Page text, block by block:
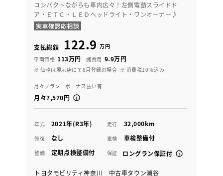
コンパクトながらも車内広々！左側電動スライドド
ア・ＥＴＣ・ＬＥＤヘッドライト・ワンオーナー♪
支払総額 122.9 万円
車両価格 113万円 諸費用 9.9万円
※ 価格は展示店にて8月登録の場合 ※ 消費税10％込み
月々プラン ボーナス払い有
月々7,570円
年式 2021年(R3年) 走行 32,000km
修復 なし 車検 車検整備付
整備 定期点検整備付 保証 ロングラン保証付
トヨタモビリティ神奈川 中古車タウン瀬谷